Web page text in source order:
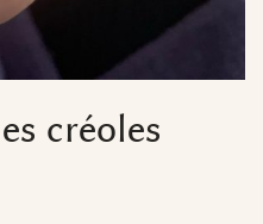
créoles